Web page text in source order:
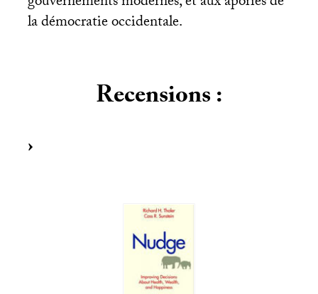
la démocratie occidentale.
Recensions :